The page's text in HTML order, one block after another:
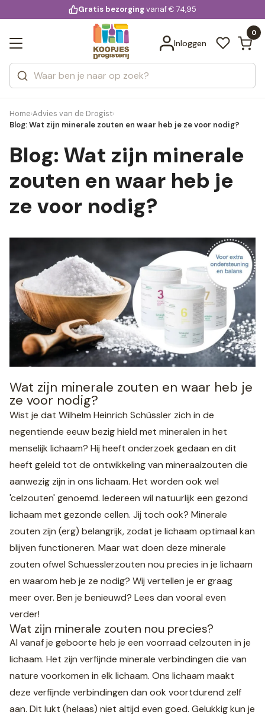
voor 20:00 uur besteld
Gratis bezorgingvanaf € 74,95
Inloggen
0
Zoeken
Categorieën
Merken
Bekijk alle resultaten
Home›Advies van de Drogist›
Blog: Wat zijn minerale zouten en waar heb je ze voor nodig?
Blog: Wat zijn minerale
zouten en waar heb je
ze voor nodig?
Wat zijn minerale zouten en waar heb je
ze voor nodig?
Wist je dat Wilhelm Heinrich Schüssler zich in de
negentiende eeuw bezig hield met mineralen in het
menselijk lichaam? Hij heeft onderzoek gedaan en dit
heeft geleid tot de ontwikkeling van mineraalzouten die
aanwezig zijn in ons lichaam. Het worden ook wel
'celzouten' genoemd. Iedereen wil natuurlijk een gezond
lichaam met gezonde cellen. Jij toch ook? Minerale
zouten zijn (erg) belangrijk, zodat je lichaam optimaal kan
blijven functioneren. Maar wat doen deze minerale
zouten ofwel Schuesslerzouten nou precies in je lichaam
en waarom heb je ze nodig? Wij vertellen je er graag
meer over. Ben je benieuwd? Lees dan vooral even
verder!
Wat zijn minerale zouten nou precies?
Al vanaf je geboorte heb je een voorraad celzouten in je
lichaam. Het zijn verfijnde minerale verbindingen die van
nature voorkomen in elk lichaam. Ons lichaam maakt
deze verfijnde verbindingen dan ook voortdurend zelf
aan. Dit lukt (helaas) niet altijd even goed. Gelukkig kun je